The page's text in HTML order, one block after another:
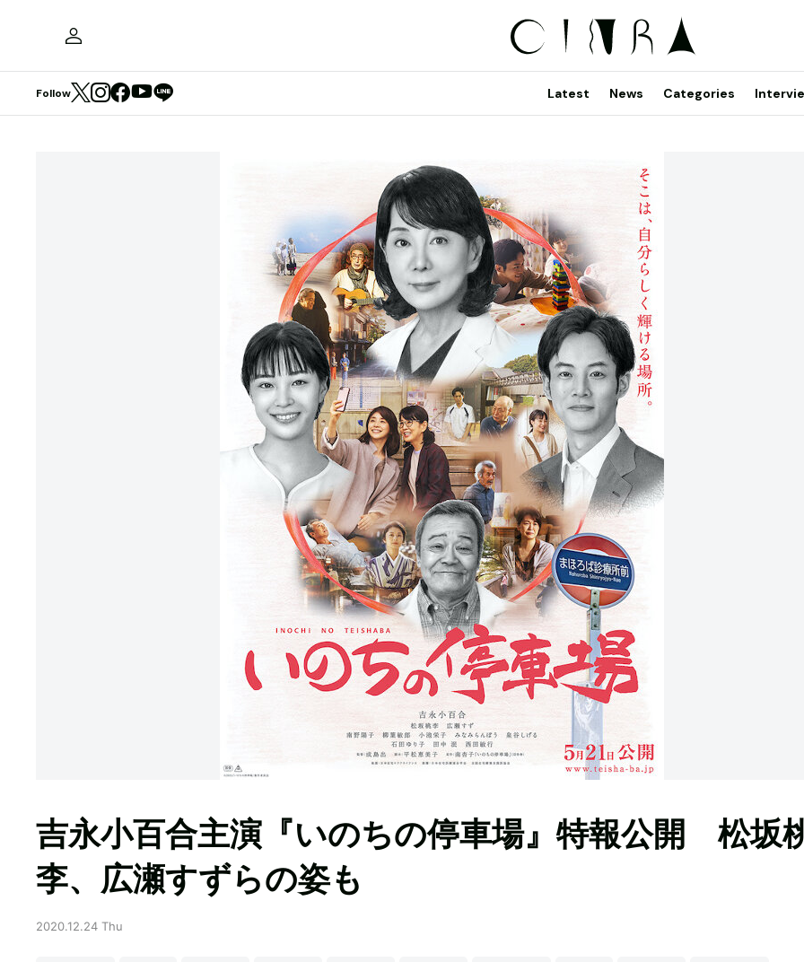
Follow Latest News Categories
吉永小百合主演『いのちの停車場』特報公開 松坂
李、広瀬すずらの姿も
2020.12.24 Thu